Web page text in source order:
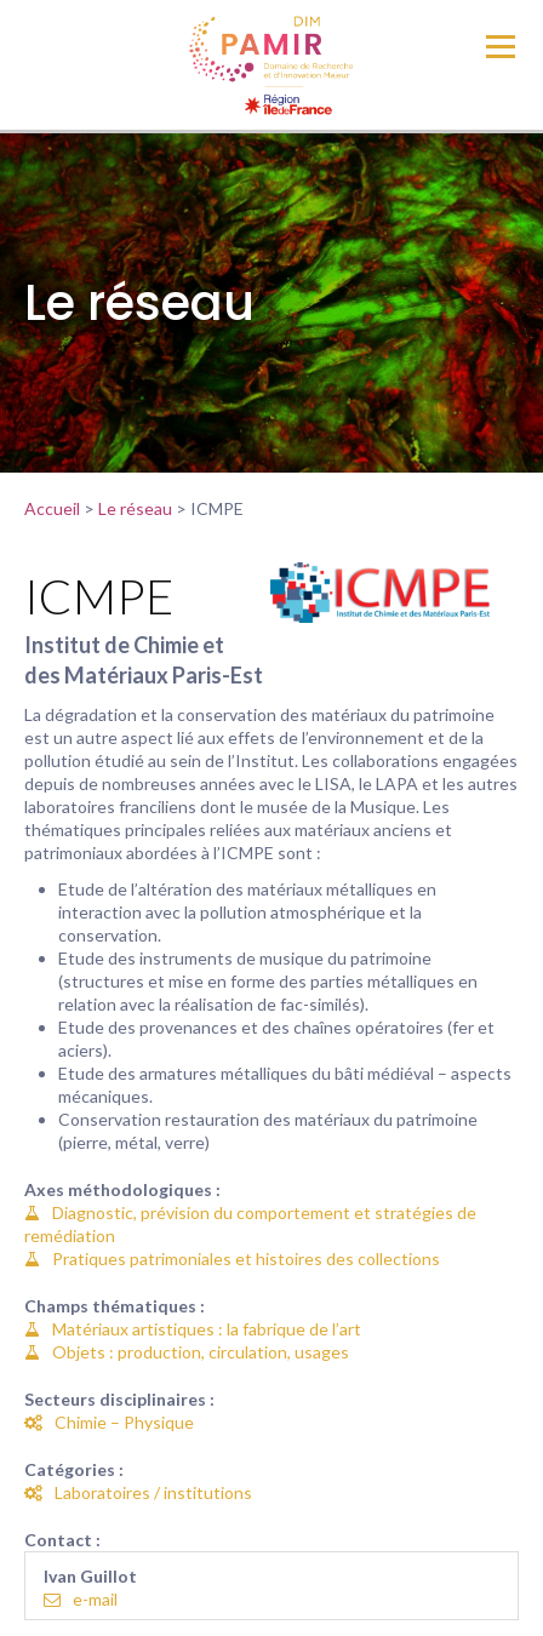
Le réseau
Accueil > Le réseau > ICMPE
ICMPE
Institut de Chimie et
des Matériaux Paris-Est
La dégradation et la conservation des matériaux du patrimoine
est un autre aspect lié aux effets de l’environnement et de la
pollution étudié au sein de l’Institut. Les collaborations engagées
depuis de nombreuses années avec le LISA, le LAPA et les autres
laboratoires franciliens dont le musée de la Musique. Les
thématiques principales reliées aux matériaux anciens et
patrimoniaux abordées à l’ICMPE sont :
Etude de l’altération des matériaux métalliques en
interaction avec la pollution atmosphérique et la
conservation.
Etude des instruments de musique du patrimoine
(structures et mise en forme des parties métalliques en
relation avec la réalisation de fac-similés).
Etude des provenances et des chaînes opératoires (fer et
aciers).
Etude des armatures métalliques du bâti médiéval – aspects
mécaniques.
Conservation restauration des matériaux du patrimoine
(pierre, métal, verre)
Axes méthodologiques :
Diagnostic, prévision du comportement et stratégies de
remédiation
Pratiques patrimoniales et histoires des collections
Champs thématiques :
Matériaux artistiques : la fabrique de l’art
Objets : production, circulation, usages
Secteurs disciplinaires :
Chimie – Physique
Catégories :
Laboratoires / institutions
Contact :
Ivan Guillot
e-mail